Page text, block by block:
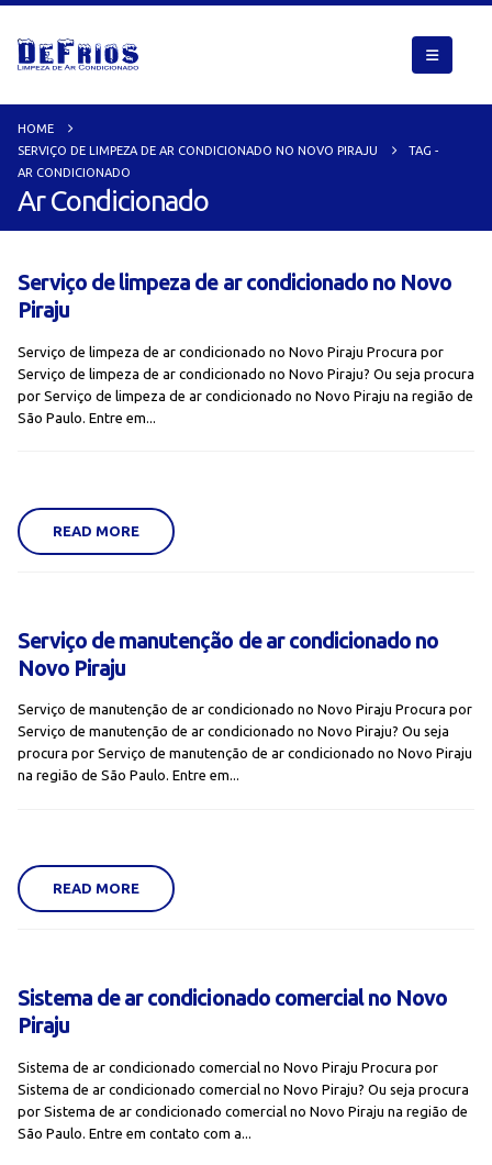
HOME
SERVIÇO DE LIMPEZA DE AR CONDICIONADO NO NOVO PIRAJU
TAG -
AR CONDICIONADO
Ar Condicionado
Serviço de limpeza de ar condicionado no Novo
Piraju
Serviço de limpeza de ar condicionado no Novo Piraju Procura por
Serviço de limpeza de ar condicionado no Novo Piraju? Ou seja procura
por Serviço de limpeza de ar condicionado no Novo Piraju na região de
São Paulo. Entre em...
READ MORE
Serviço de manutenção de ar condicionado no
Novo Piraju
Serviço de manutenção de ar condicionado no Novo Piraju Procura por
Serviço de manutenção de ar condicionado no Novo Piraju? Ou seja
procura por Serviço de manutenção de ar condicionado no Novo Piraju
na região de São Paulo. Entre em...
READ MORE
Sistema de ar condicionado comercial no Novo
Piraju
Sistema de ar condicionado comercial no Novo Piraju Procura por
Sistema de ar condicionado comercial no Novo Piraju? Ou seja procura
por Sistema de ar condicionado comercial no Novo Piraju na região de
São Paulo. Entre em contato com a...